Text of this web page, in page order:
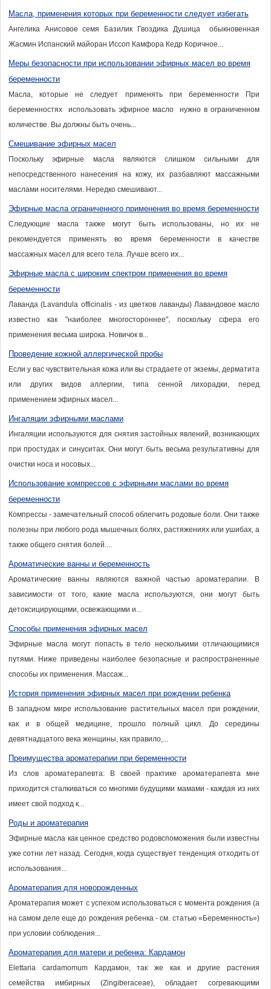
Масла, применения которых при беременности следует избегать
Ангелика Анисовое семя Базилик Гвоздика Душица обыкновенная
Жасмин Испанский майоран Иссоп Камфора Кедр Коричное...
Меры безопасности при использовании эфирных масел во время
беременности
Масла, которые не следует применять при беременности При
беременностях использовать эфирное масло нужно в ограниченном
количестве. Вы должны быть очень...
Смешивание эфирных масел
Поскольку эфирные масла являются слишком сильными для
непосредственного нанесения на кожу, их разбавляют массажными
маслами носителями. Нередко смешивают...
Эфирные масла ограниченного применения во время беременности
Следующие масла также могут быть использованы, но их не
рекомендуется применять во время беременности в качестве
массажных масел для всего тела. Лучше всего их...
Эфирные масла с широким спектром применения во время
беременности
Лаванда (Lavandula officinalis - из цветков лаванды) Лавандовое масло
известно как "наиболее многостороннее", поскольку сфера его
применения весьма широка. Новичок в...
Проведение кожной аллергической пробы
Если у вас чувствительная кожа или вы страдаете от экземы, дерматита
или других видов аллергии, типа сенной лихорадки, перед
применением эфирных масел...
Ингаляции эфирными маслами
Ингаляции используются для снятия застойных явлений, возникающих
при простудах и синуситах. Они могут быть весьма результативны для
очистки носа и носовых...
Использование компрессов с эфирными маслами во время
беременности
Компрессы - замечательный способ облегчить родовые боли. Они также
полезны при любого рода мышечных болях, растяжениях или ушибах, а
также общего снятия болей....
Ароматические ванны и беременность
Ароматические ванны являются важной частью ароматерапии. В
зависимости от того, какие масла используются, они могут быть
детоксицирующими, освежающими и...
Способы применения эфирных масел
Эфирные масла могут попасть в тело несколькими отличающимися
путями. Ниже приведены наиболее безопасные и распространенные
способы их применения. Массаж...
История применения эфирных масел при рождении ребенка
В западном мире использование растительных масел при рождении,
как и в общей медицине, прошло полный цикл. До середины
девятнадцатого века женщины, как правило,...
Преимущества ароматерапии при беременности
Из слов ароматерапевта: В своей практике ароматерапевта мне
приходится сталкиваться со многими будущими мамами - каждая из них
имеет свой подход к...
Роды и ароматерапия
Эфирные масла как ценное средство родовспоможения были известны
уже сотни лет назад. Сегодня, когда существует тенденция отходить от
использования...
Ароматерапия для новорожденных
Ароматерапия может с успехом использоваться с момента рождения (а
на самом деле еще до рождения ребенка - см. статью «Беременность»)
при условии соблюдения...
Ароматерапия для матери и ребенка: Кардамон
Elettaria cardamomum Кардамон, так же как и другие растения
семейства имбирных (Zingiberaceae), обладает согревающими